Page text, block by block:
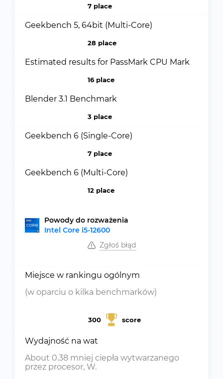
7 place
Geekbench 5, 64bit (Multi-Core)
28 place
Estimated results for PassMark CPU Mark
16 place
Blender 3.1 Benchmark
3 place
Geekbench 6 (Single-Core)
7 place
Geekbench 6 (Multi-Core)
12 place
Powody do rozważenia
Intel Core i5-12600
Zgłoś błąd
Miejsce w rankingu ogólnym
(w oparciu o kilka benchmarków)
300 score
Wydajność na wat
About 0.38 mniej ciepła wytwarzanego
przez procesor, W.